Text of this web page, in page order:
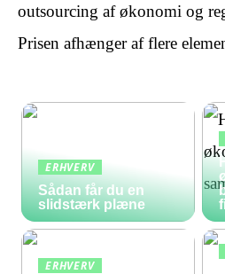
outsourcing af økonomi og
Prisen afhænger af flere
ERHVERV
Sådan får du en
slidstærk plæne
ERHVERV